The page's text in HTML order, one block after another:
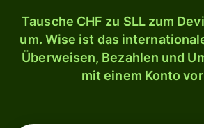
Tausche CHF zu SLL zum
um. Wise ist das
Überweisen, Bezahlen und
mit einem Konto